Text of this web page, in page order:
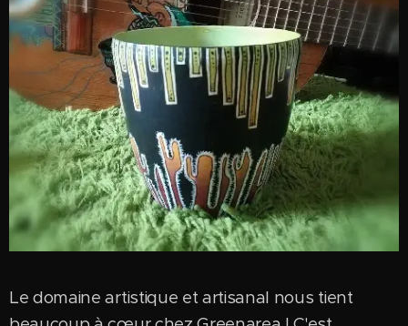
Le domaine artistique et artisanal nous tient